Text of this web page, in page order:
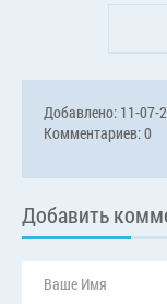
Добавлено: 11-07-
Комментариев: 0
Добавить